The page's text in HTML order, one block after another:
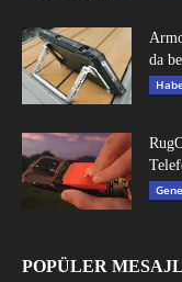
da
POPÜLER